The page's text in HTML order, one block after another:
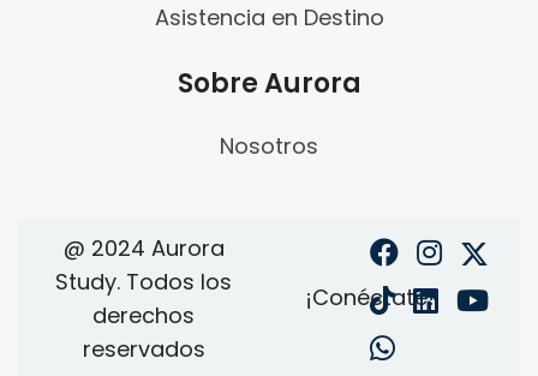
Asistencia en Destino
Sobre Aurora
Nosotros
@ 2024 Aurora
Study. Todos los
derechos
reservados
¡Conéctate!